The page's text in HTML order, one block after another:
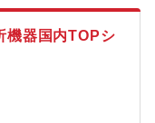
度・剛性・熱変位を
設計・主軸、送り機
識した機構設計・試
～改良設計までの一
コスト・納期のコン
機器国内TOPシ